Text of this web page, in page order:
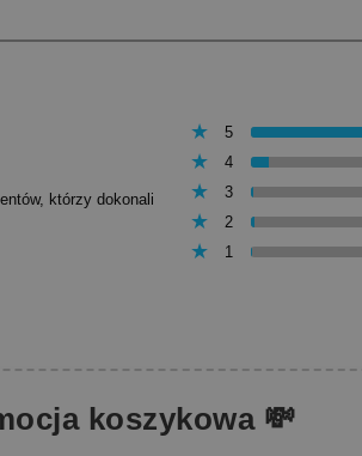
którzy dokonali
5
4
3
2
1
koszykowa 💸